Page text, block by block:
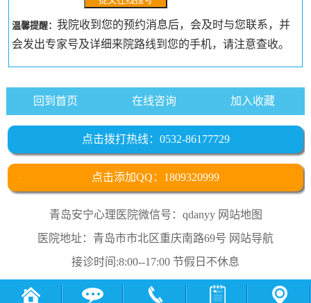
温馨提醒：我院收到您的预约消息后，会及时与您联系，并
会发出专家号及详细来院路线到您的手机，请注意查收。
回到首页 在线咨询 加入收藏
点击拨打热线：0532-86177729
点击添加QQ：1809320999
青岛安宁心理医院微信号：qdanyy 网站地图
医院地址：青岛市市北区重庆南路69号 网站导航
接诊时间:8:00--17:00 节假日不休息